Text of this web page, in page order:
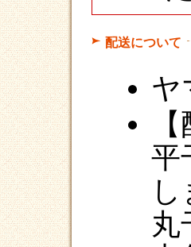
配送について
ヤ
平
し
丸